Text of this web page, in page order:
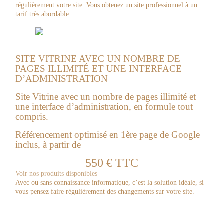
régulièrement votre site. Vous obtenez un site professionnel à un
tarif très abordable.
SITE VITRINE AVEC UN NOMBRE DE
PAGES ILLIMITÉ ET UNE INTERFACE
D’ADMINISTRATION
Site Vitrine avec un nombre de pages illimité et
une interface d’administration, en formule tout
compris.
Référencement optimisé en 1ère page de Google
inclus, à partir de
550 € TTC
Voir nos produits disponibles
Avec ou sans connaissance informatique, c’est la solution idéale, si
vous pensez faire régulièrement des changements sur votre site.